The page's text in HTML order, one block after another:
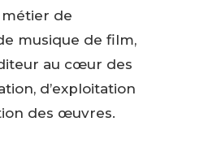
de
musique de film,
au cœur des
d’exploitation
des œuvres.